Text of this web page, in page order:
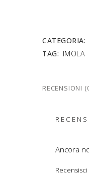
CATEGORIA:
TAG: IMOLA
RECENSIONI
Ancora
Recensisci